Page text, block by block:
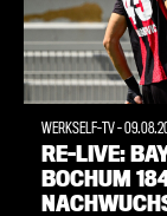
WERKSELF-TV-
RE-LIVE:
BOCHUM